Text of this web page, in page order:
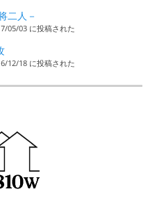
二人－
05/03 に投稿された
12/18 に投稿された